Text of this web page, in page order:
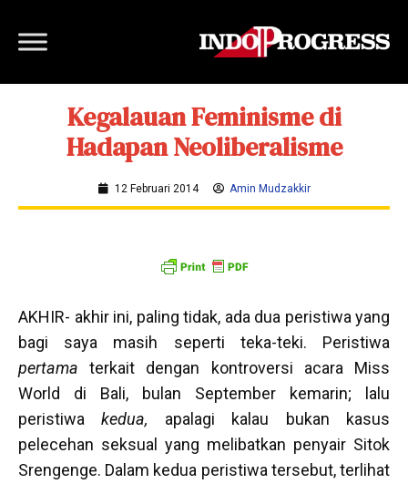
Kegalauan Feminisme di
Hadapan Neoliberalisme
12 Februari 2014 Amin Mudzakkir
AKHIR- akhir ini, paling tidak, ada dua peristiwa yang
bagi saya masih seperti teka-teki. Peristiwa
pertama terkait dengan kontroversi acara Miss
World di Bali, bulan September kemarin; lalu
peristiwakedua, apalagi kalau bukan kasus
pelecehan seksual yang melibatkan penyair Sitok
Srengenge. Dalam kedua peristiwa tersebut, terlihat